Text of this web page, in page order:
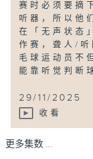
赛时必须要摘
听器，所以他
在「无声状态
作赛，聋人/听
毛球运动员不
能靠听觉判断
29/11/2025
收看
更多集数 ...